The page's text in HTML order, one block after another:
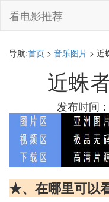
看电影推荐
导航:首页 > 音乐图片 > 近
近蛛
发布时间
★、在哪里可以